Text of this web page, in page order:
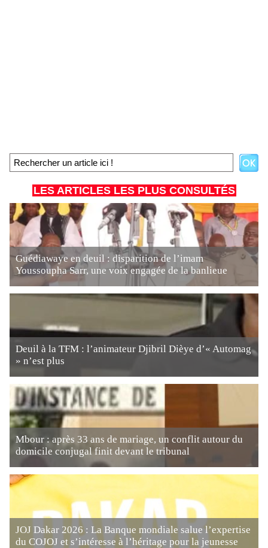
LES ARTICLES LES PLUS CONSULTÉS
Guédiawaye en deuil : disparition de l’imam
Youssoupha Sarr, une voix engagée de la banlieue
Deuil à la TFM : l’animateur Djibril Dièye d’« Automag
» n’est plus
Mbour : après 33 ans de mariage, un conflit autour du
domicile conjugal finit devant le tribunal
JOJ Dakar 2026 : La Banque mondiale salue l’expertise
du COJOJ et s’intéresse à l’héritage pour la jeunesse